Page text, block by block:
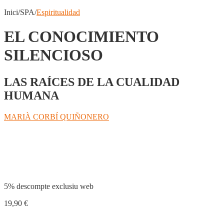
Inici/SPA/Espiritualidad
EL CONOCIMIENTO
SILENCIOSO
LAS RAÍCES DE LA CUALIDAD
HUMANA
MARIÀ CORBÍ QUIÑONERO
5% descompte exclusiu web
19,90 €